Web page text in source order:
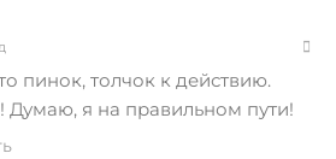
пинок, толчок к действию.
Думаю, я на правильном пути!